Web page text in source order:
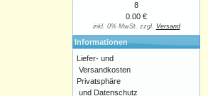
8
0.00 €
inkl. 0% MwSt. zzgl. Versand
Informationen
Liefer- und
Versandkosten
Privatsphäre
und Datenschutz